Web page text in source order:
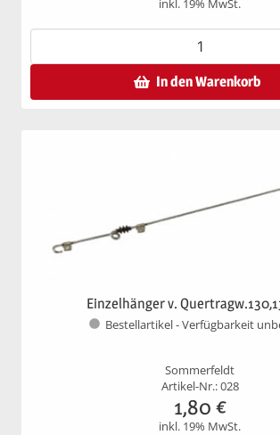
inkl. 19% MwSt.
In den Warenkorb
Einzelhänger v.
Bestellartikel - Verfügbarkeit
Sommerfeldt
Artikel-Nr.: 028
1,80 €
inkl. 19% MwSt.